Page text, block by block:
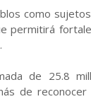
como
permitirá
de 25.8
de